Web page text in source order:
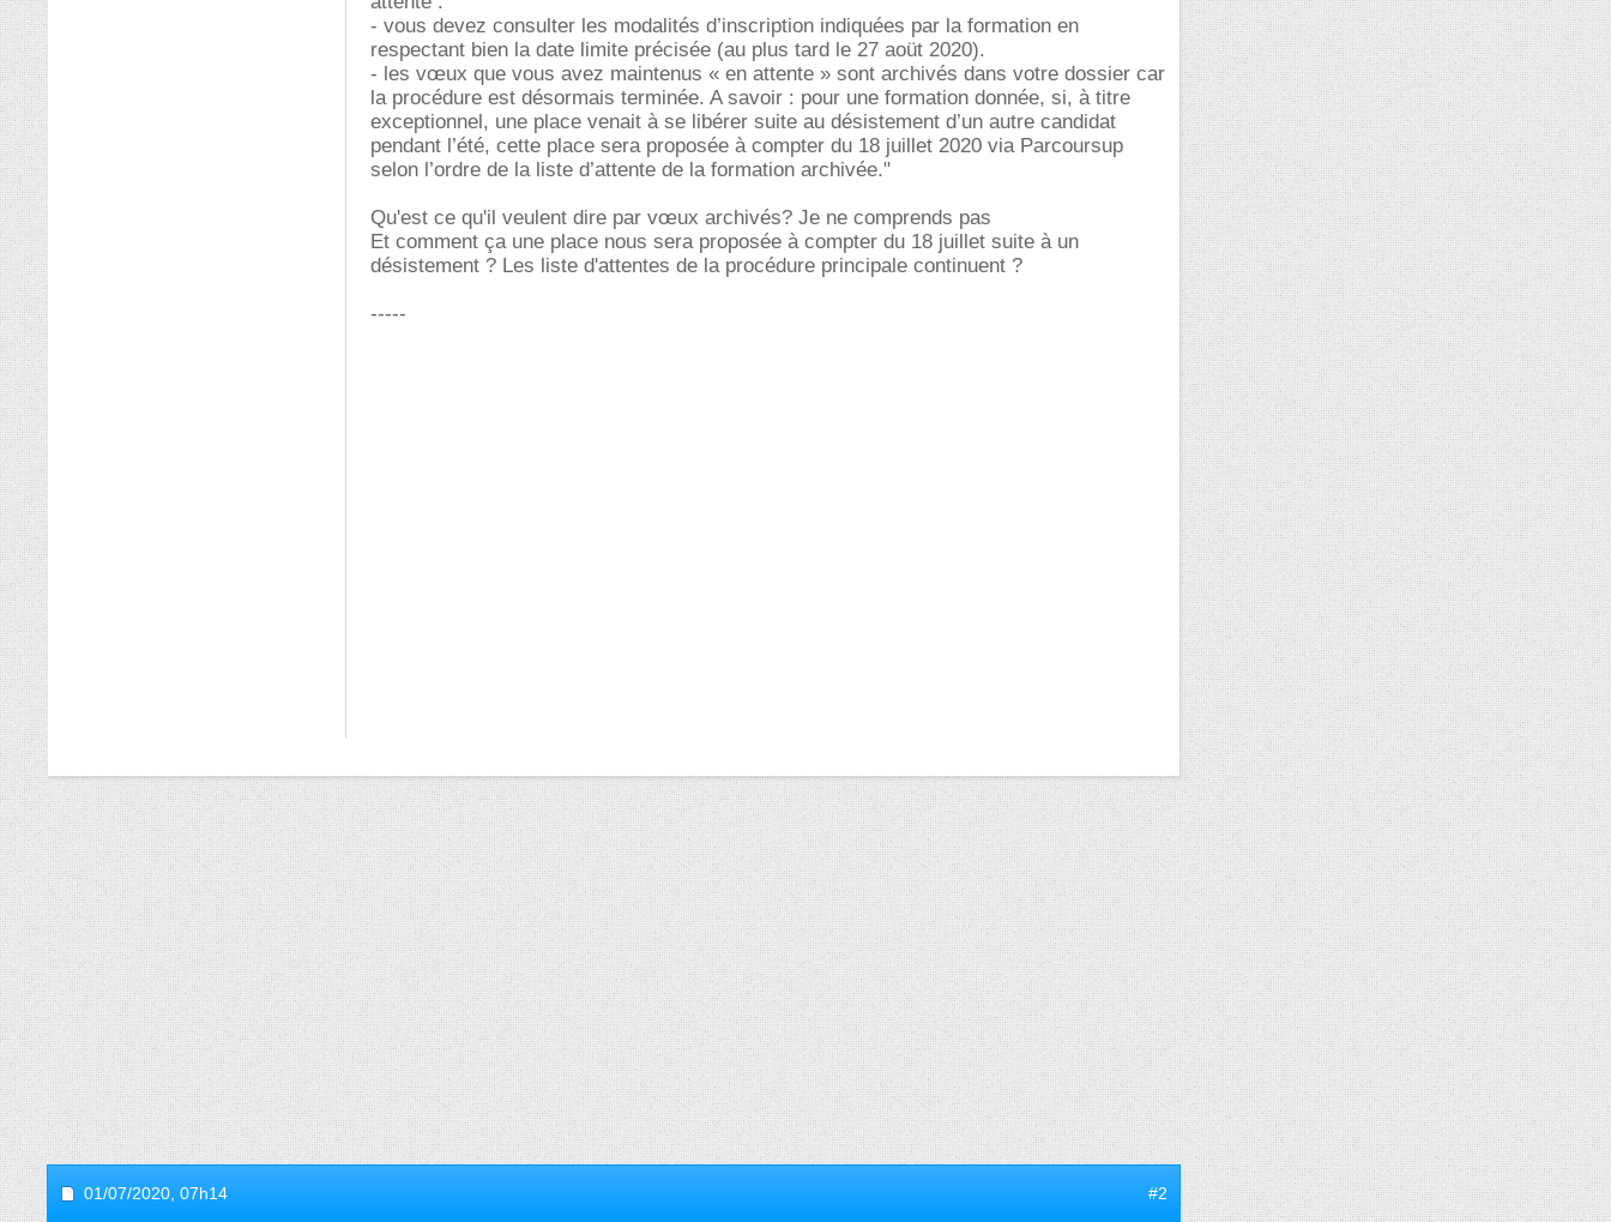
- vous devez consulter les modalités d’inscription indiquées par la formation en
respectant bien la date limite précisée (au plus tard le 27 aoüt 2020).
- les vœux que vous avez maintenus « en attente » sont archivés dans votre dossier car
la procédure est désormais terminée. A savoir : pour une formation donnée, si, à titre
exceptionnel, une place venait à se libérer suite au désistement d’un autre candidat
pendant l’été, cette place sera proposée à compter du 18 juillet 2020 via Parcoursup
selon l’ordre de la liste d’attente de la formation archivée."
Qu'est ce qu'il veulent dire par vœux archivés? Je ne comprends pas
Et comment ça une place nous sera proposée à compter du 18 juillet suite à un
désistement ? Les liste d'attentes de la procédure principale continuent ?
-----
01/07/2020, 07h14 #2